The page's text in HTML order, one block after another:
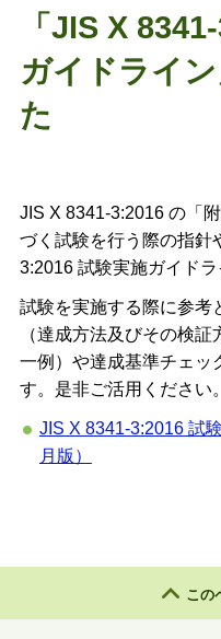
「JIS X
ガイドライ
た
JIS X 8341-3:2016 の「
づく試験を行う際の指針
3:2016 試験実施ガイドラ
試験を実施する際に参考
（達成方法及びその検
一例）や達成基準チェッ
す。是非ご活用ください。
JIS X 8341-3:2016 試
月版）
この